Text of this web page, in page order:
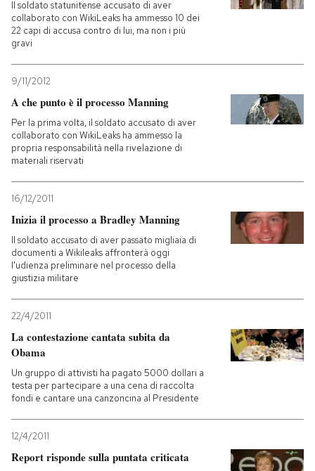
Il soldato statunitense accusato di aver
collaborato con WikiLeaks ha ammesso 10 dei
22 capi di accusa contro di lui, ma non i più
gravi
9/11/2012
A che punto è il processo Manning
Per la prima volta, il soldato accusato di aver
collaborato con WikiLeaks ha ammesso la
propria responsabilità nella rivelazione di
materiali riservati
16/12/2011
Inizia il processo a Bradley Manning
Il soldato accusato di aver passato migliaia di
documenti a Wikileaks affronterà oggi
l'udienza preliminare nel processo della
giustizia militare
22/4/2011
La contestazione cantata subita da
Obama
Un gruppo di attivisti ha pagato 5000 dollari a
testa per partecipare a una cena di raccolta
fondi e cantare una canzoncina al Presidente
12/4/2011
Report risponde sulla puntata criticata